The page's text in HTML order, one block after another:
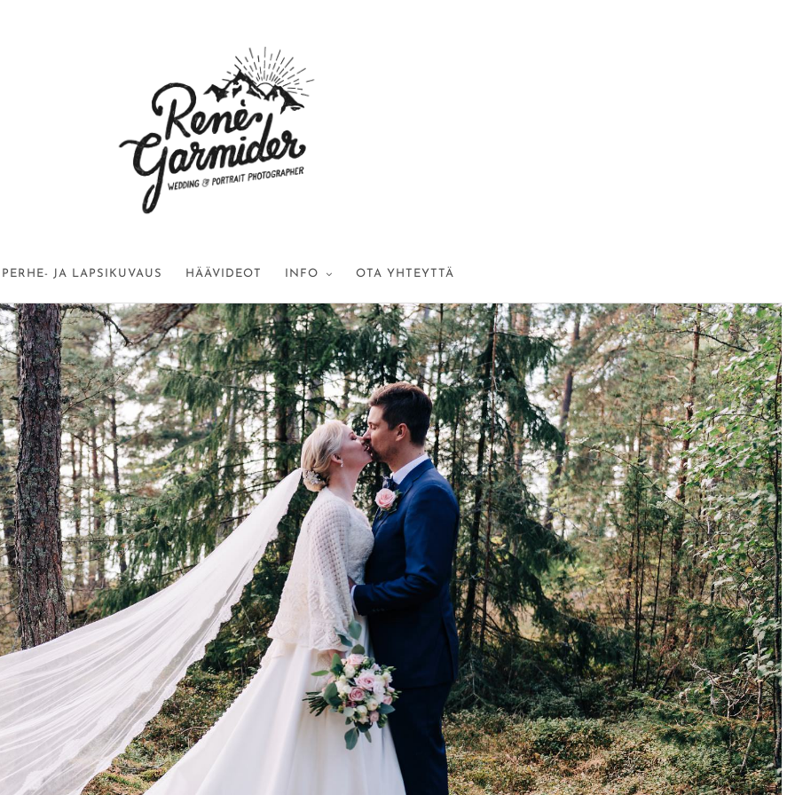
PERHE- JA LAPSIKUVAUS HÄÄVIDEOT INFO OTA YHTEYTTÄ